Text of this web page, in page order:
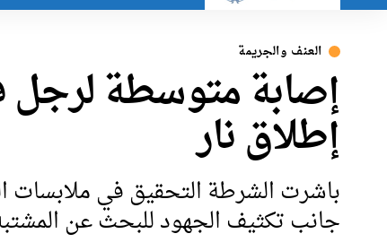
العنف والجريمة
إصابة متوسطة لرجل
إطلاق نار
باشرت الشرطة التحقيق في ملابسات
جانب تكثيف الجهود للبحث عن